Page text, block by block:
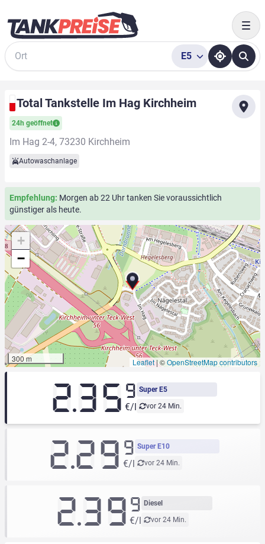
Suche
E5
Total Tankstelle Im Hag Kirchheim
24h geöffnet
Im Hag 2-4, 73230 Kirchheim
Autowaschanlage
Empfehlung: Morgen ab 22 Uhr tanken Sie voraussichtlich
günstiger als heute.
+
−
300 m Leaflet|©OpenStreetMap contributors
Super E5
vor 24 Min.
2.359
€/l
Super E10
vor 24 Min.
2.29 9
€/l
Diesel
vor 24 Min.
2.399
€/l